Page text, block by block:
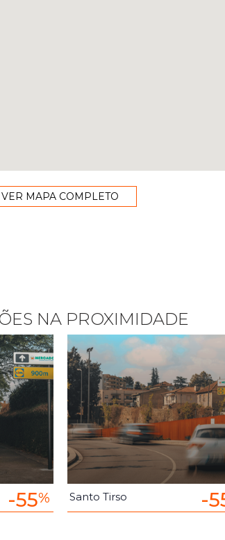
VER MAPA COMPLETO
NA PROXIMIDADE
-55% Santo Tirso -